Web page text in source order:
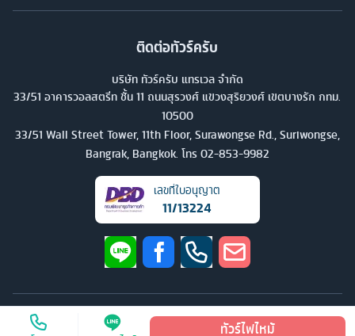
ทัวร์ไฟไหม้
ติดต่อทัวร์ครับ
บริษัท ทัวร์ครับ แทรเวล จำกัด
33/51 อาคารวอลสตรีท ชั้น 11 ถนนสุรวงศ์ แขวงสุริยวงศ์ เขตบางรัก กทม.
10500
33/51 Wall Street Tower, 11th Floor, Surawongse Rd., Suriwongse,
Bangrak, Bangkok. โทร 02-853-9982
เลขที่ใบอนุญาต
11/13224
บริษัท ทัวร์ครับ แทรเวล จำกัด สงวนลิขสิทธิ์